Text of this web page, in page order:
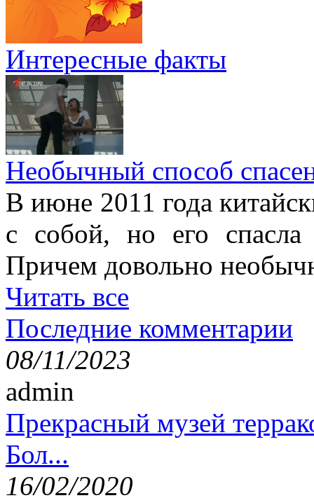
Интересные факты
Необычный способ
В июне 2011 года
с собой, но его
Причем довольно
Читать все
Последние комментарии
08/11/2023
admin
Прекрасный музей
Бол...
16/02/2020